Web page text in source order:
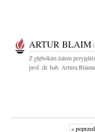
ARTUR BLAIM
Z głębokim żalem
prof. dr. hab. Artura
«